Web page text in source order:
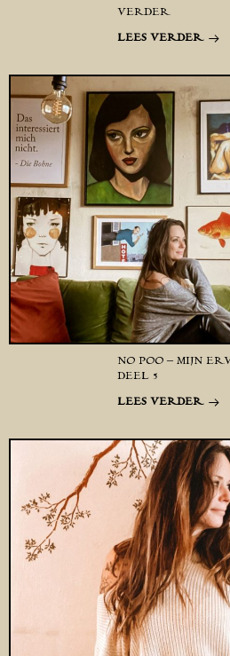
VERDER
LEES VERDER
NO POO – MIJN
DEEL 5
LEES VERDER